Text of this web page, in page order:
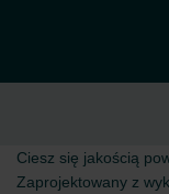
Ciesz się jakością
Zaprojektowany z